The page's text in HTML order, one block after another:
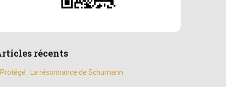
récents
Protégé : La résonnance de Schumann